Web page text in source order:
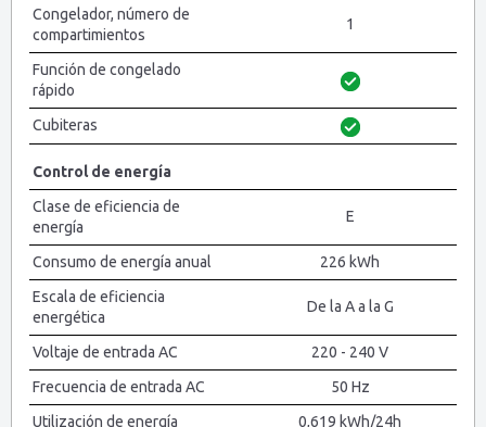
Congelador, número de
compartimientos
1
Función de congelado
rápido
Cubiteras
Control de energía
Clase de eficiencia de
energía
E
Consumo de energía anual
226 kWh
Escala de eficiencia
energética
De la A a la G
Voltaje de entrada AC
220 - 240 V
Frecuencia de entrada AC
50 Hz
Utilización de energía
0,619 kWh/24h